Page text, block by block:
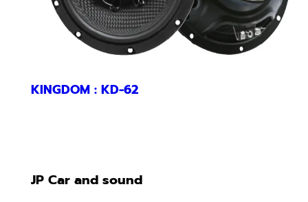
KINGDOM : KD-62
JP Car and sound